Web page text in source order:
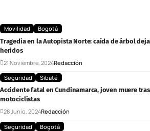
Movilidad
Bogotá
Tragedia en la Autopista Norte: caída de árbol
heridos
21 Noviembre, 2024Redacción
Seguridad
Sibaté
Accidente fatal en Cundinamarca, joven muere
motociclistas
28 Junio, 2024Redacción
Seguridad
Bogotá